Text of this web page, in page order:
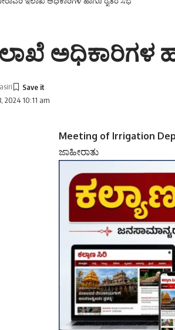
ಅಧಿಕಾರಿಗಳ
2024 10:11 am
Meeting of Irrigation
ಜಾಹೀರಾತು